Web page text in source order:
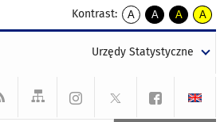
Kontrast:
A
kontrast
A
kontrast
tekst
czarnym
A
kontrast
tekst
czarnym
A
tekst
żółtym
Urzędy Statystyczne